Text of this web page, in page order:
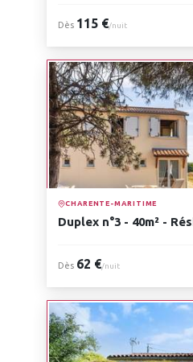
Dès 115 €/nuit
CHARENTE-MARITIME
Duplex n°3 - 40m² -
Dès 62 €/nuit